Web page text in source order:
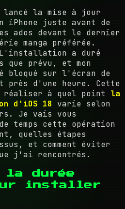
la mise à jour
iPhone juste avant de
ados devant le dernier
manga préférée.
a duré
que prévu, et mon
bloqué sur l'écran de
près d'une heure. Cette
à quel point la
d'iOS 18 varie selon
Je vais vous
temps cette opération
quelles étapes
et comment éviter
j'ai rencontrés.
la durée
installer